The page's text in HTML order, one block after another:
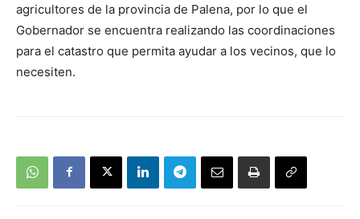
agricultores de la provincia de Palena, por lo que el
Gobernador se encuentra realizando las coordinaciones
para el catastro que permita ayudar a los vecinos, que lo
necesiten.